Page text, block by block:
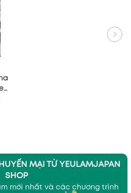
MẠI TỪ YEULAMJAPAN
SHOP
mới nhất và các chương trình